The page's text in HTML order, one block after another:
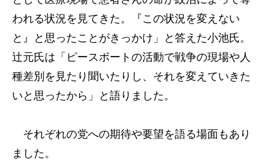
われる状況を見てきた。『この状況を変えない
と』と思ったことがきっかけ」と答えた小池氏。
辻元氏は「ピースボートの活動で戦争の現場や人
種差別を見たり聞いたりし、それを変えていきた
いと思ったから」と語りました。
それぞれの党への期待や要望を語る場面もあり
ました。